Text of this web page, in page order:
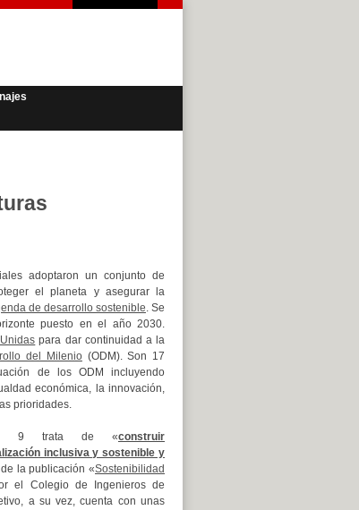
adoptaron un conjunto de
el planeta y asegurar la
de desarrollo sostenible. Se
puesto en el año 2030.
para dar continuidad a la
del Milenio(ODM). Son 17
de los ODM incluyendo
económica, la innovación,
prioridades.
9 trata de «construir
inclusiva y sostenible y
la publicación «Sostenibilidad
el Colegio de Ingenieros de
a su vez, cuenta con unas